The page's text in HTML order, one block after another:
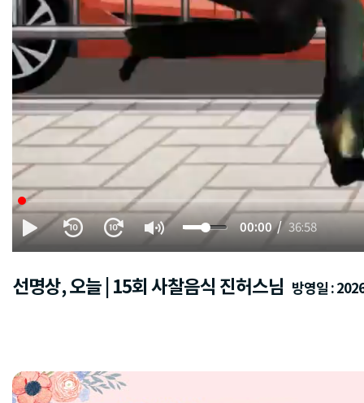
00:00 36:58
선명상, 오늘 | 15회 사찰음식 진허스님 방영일 :